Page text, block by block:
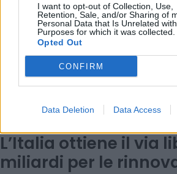
I want to opt-out of Collection, Use,
Retention, Sale, and/or Sharing of
Personal Data that Is Unrelated
Purposes for which it was collected.
Opted Out
CONFIRM
Data Deletion Data Access
La prima piattaforma operativa
T-Med dovrebbe essere
2026, mentre nel 2027 sono
collaborazioni industriali
europee e partner del
delle tecnologie pulite.
L’Italia ottiene il via
miliardi per le